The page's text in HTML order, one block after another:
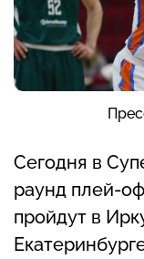
Сегодня в
раунд плей-
пройдут в